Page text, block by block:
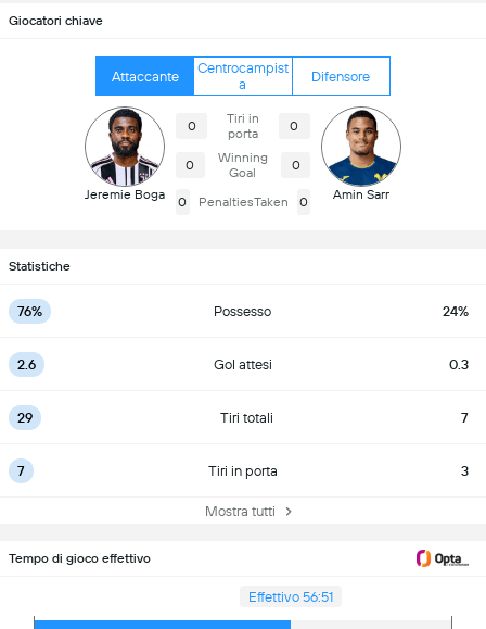
Giocatori chiave
Attaccante
Centrocampist
a
Difensore
Jeremie Boga
0
Tiri in
porta
0
0
Winning
Goal
0
0 PenaltiesTaken 0 Amin Sarr
Statistiche
76% Possesso 24%
2.6 Gol attesi 0.3
29 Tiri totali 7
7 Tiri in porta 3
Mostra tutti
Tempo di gioco effettivo
Effettivo 56:51